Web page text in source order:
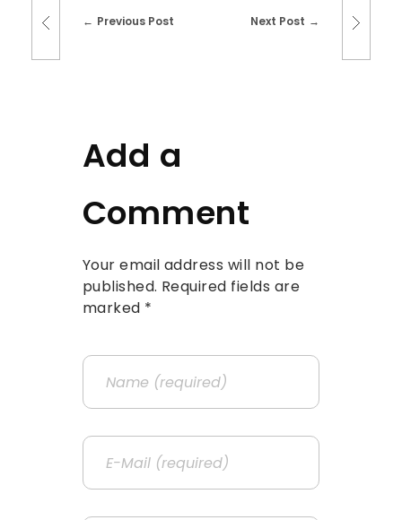
Previous Post Next Post
Add a
Comment
Your email address will not be
published. Required fields are
marked *